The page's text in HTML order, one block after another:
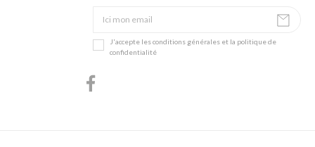
J'accepte les conditions générales et la politique de
confidentialité